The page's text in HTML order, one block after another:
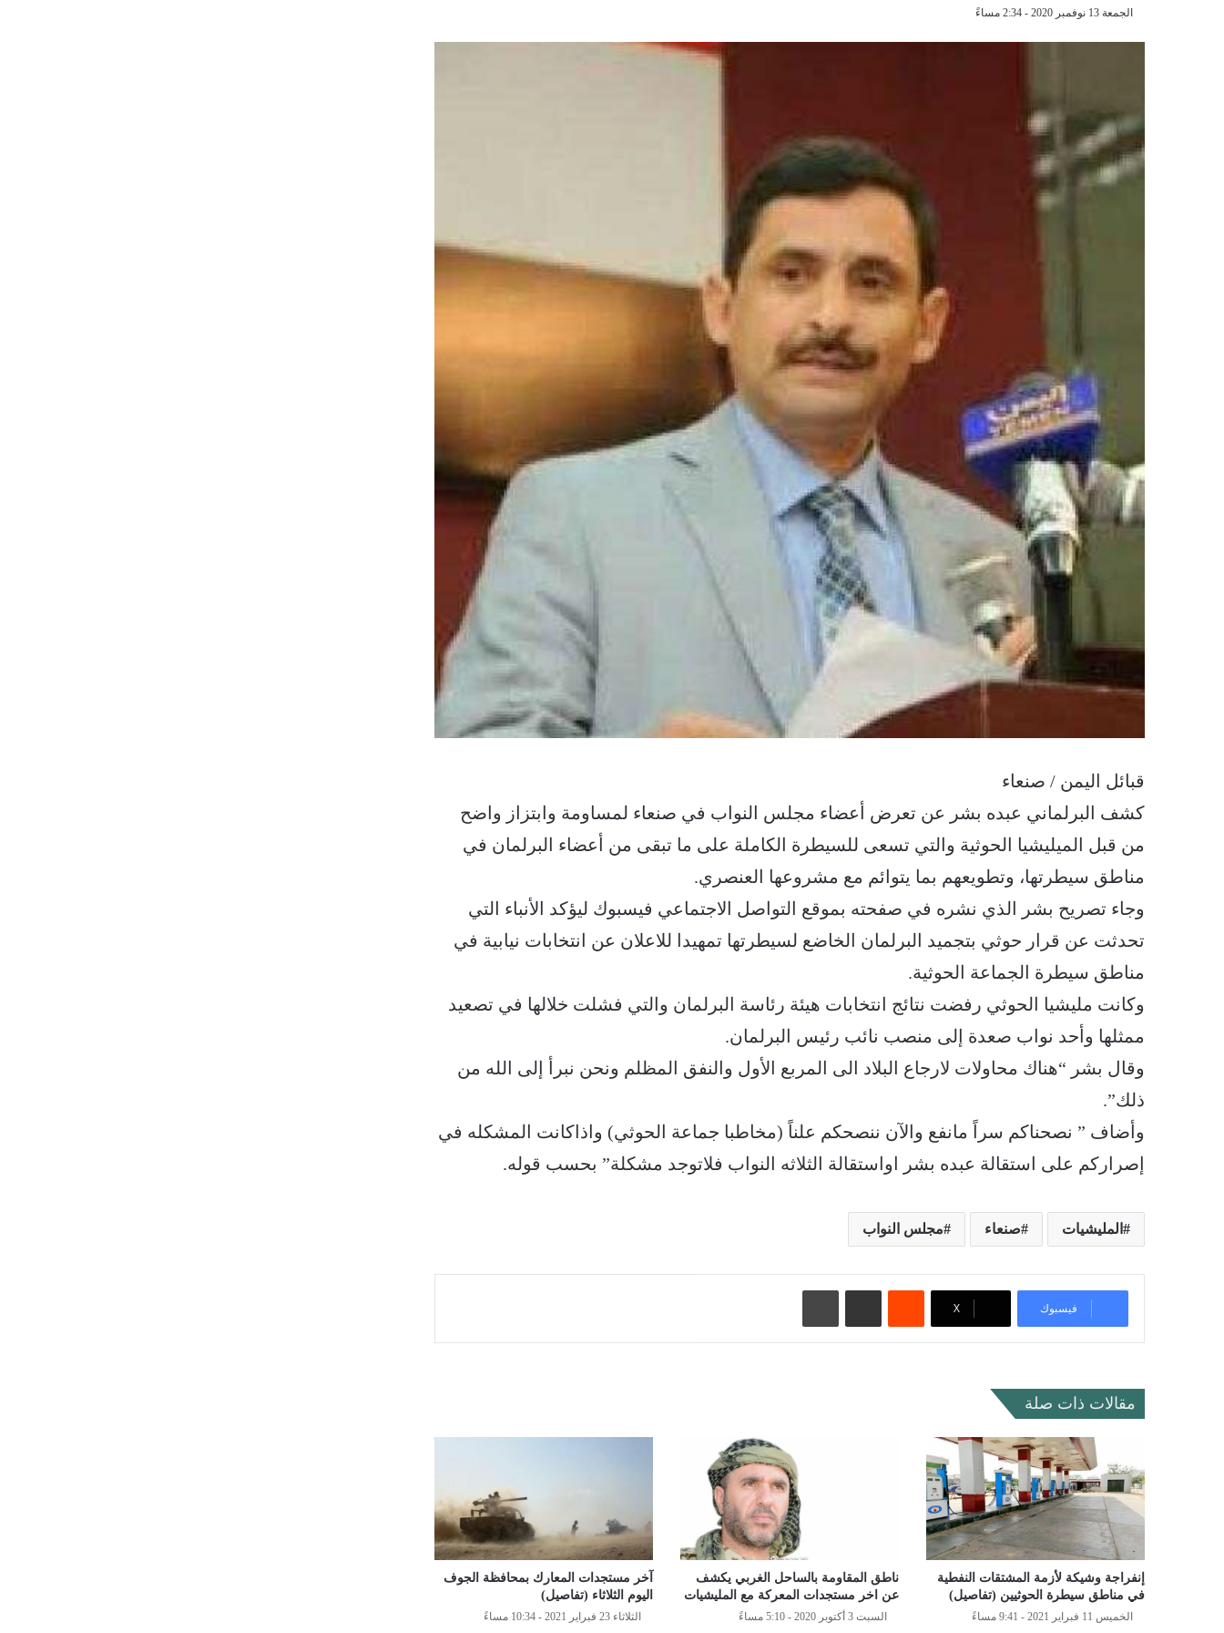
الجمعة 13 نوفمبر 2020 - 2:34 مساءً
قبائل اليمن / صنعاء
كشف البرلماني عبده بشر عن تعرض أعضاء مجلس النواب في صنعاء لمساومة وابتزاز واضح
من قبل الميليشيا الحوثية والتي تسعى للسيطرة الكاملة على ما تبقى من أعضاء البرلمان في
مناطق سيطرتها، وتطويعهم بما يتوائم مع مشروعها العنصري.
وجاء تصريح بشر الذي نشره في صفحته بموقع التواصل الاجتماعي فيسبوك ليؤكد الأنباء التي
تحدثت عن قرار حوثي بتجميد البرلمان الخاضع لسيطرتها تمهيدا للاعلان عن انتخابات نيابية في
مناطق سيطرة الجماعة الحوثية.
وكانت مليشيا الحوثي رفضت نتائج انتخابات هيئة رئاسة البرلمان والتي فشلت خلالها في تصعيد
ممثلها وأحد نواب صعدة إلى منصب نائب رئيس البرلمان.
وقال بشر “هناك محاولات لارجاع البلاد الى المربع الأول والنفق المظلم ونحن نبرأ إلى الله من
ذلك”.
وأضاف ” نصحناكم سراً مانفع والآن ننصحكم علناً (مخاطبا جماعة الحوثي) واذاكانت المشكله في
إصراركم على استقالة عبده بشر اواستقالة الثلاثه النواب فلاتوجد مشكلة” بحسب قوله.
المليشيات صنعاء مجلس النواب
فيسبوك ‫X
مقالات ذات صلة
إنفراجة وشيكة لأزمة المشتقات النفطية
في مناطق سيطرة الحوثيين (تفاصيل)
الخميس 11 فبراير 2021 - 9:41 مساءً
ناطق المقاومة بالساحل الغربي يكشف
عن اخر مستجدات المعركة مع المليشيات
السبت 3 أكتوبر 2020 - 5:10 مساءً
آخر مستجدات المعارك بمحافظة الجوف
اليوم الثلاثاء (تفاصيل)
الثلاثاء 23 فبراير 2021 - 10:34 مساءً